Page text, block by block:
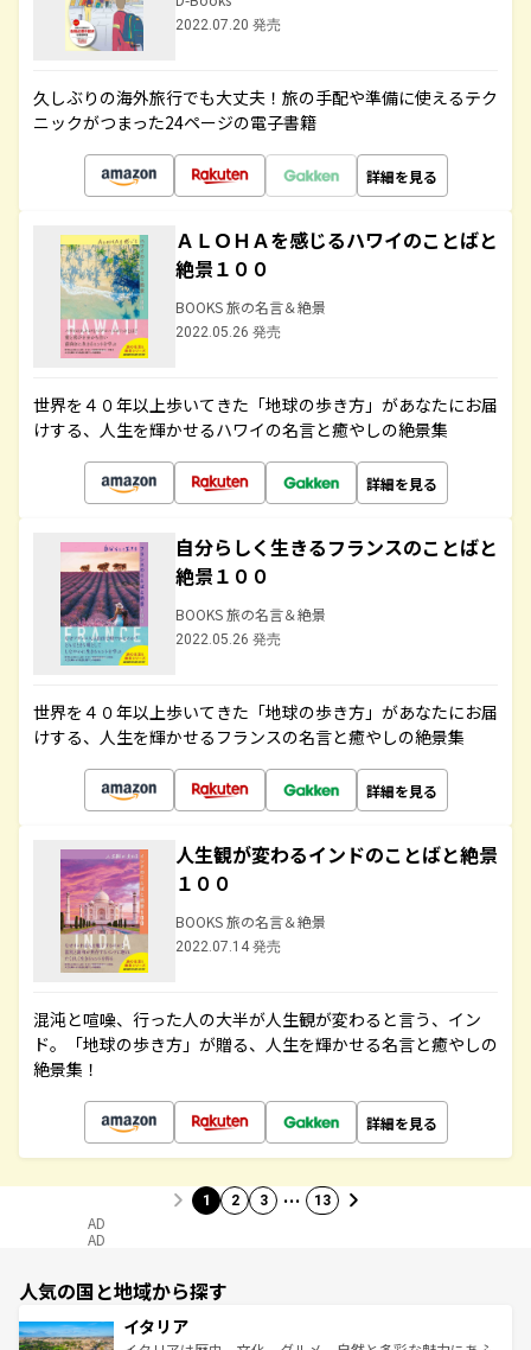
2022.07.20 発売
久しぶりの海外旅行でも大丈夫！旅の手配や準備に使えるテク
ニックがつまった24ページの電子書籍
詳細を見る
ＡＬＯＨＡを感じるハワイのことばと
絶景１００
BOOKS 旅の名言＆絶景
2022.05.26 発売
世界を４０年以上歩いてきた「地球の歩き方」があなたにお届
けする、人生を輝かせるハワイの名言と癒やしの絶景集
詳細を見る
自分らしく生きるフランスのことばと
絶景１００
BOOKS 旅の名言＆絶景
2022.05.26 発売
世界を４０年以上歩いてきた「地球の歩き方」があなたにお届
けする、人生を輝かせるフランスの名言と癒やしの絶景集
詳細を見る
人生観が変わるインドのことばと絶景
１００
BOOKS 旅の名言＆絶景
2022.07.14 発売
混沌と喧噪、行った人の大半が人生観が変わると言う、イン
ド。「地球の歩き方」が贈る、人生を輝かせる名言と癒やしの
絶景集！
詳細を見る
1 2 3 … 13
AD
AD
人気の国と地域から探す
イタリア